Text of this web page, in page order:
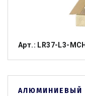
Арт.: LR37-L3-MCH
АЛЮМИНИЕВЫЙ